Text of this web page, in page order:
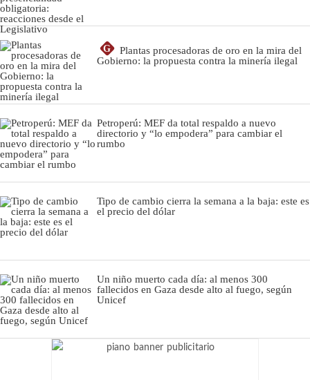
G
Plantas procesadoras de oro en la mira del
Gobierno: la propuesta contra la minería ilegal
Petroperú: MEF da total respaldo a nuevo
directorio y “lo empodera” para cambiar el
rumbo
Tipo de cambio cierra la semana a la baja: este es
el precio del dólar
Un niño muerto cada día: al menos 300
fallecidos en Gaza desde alto al fuego, según
Unicef